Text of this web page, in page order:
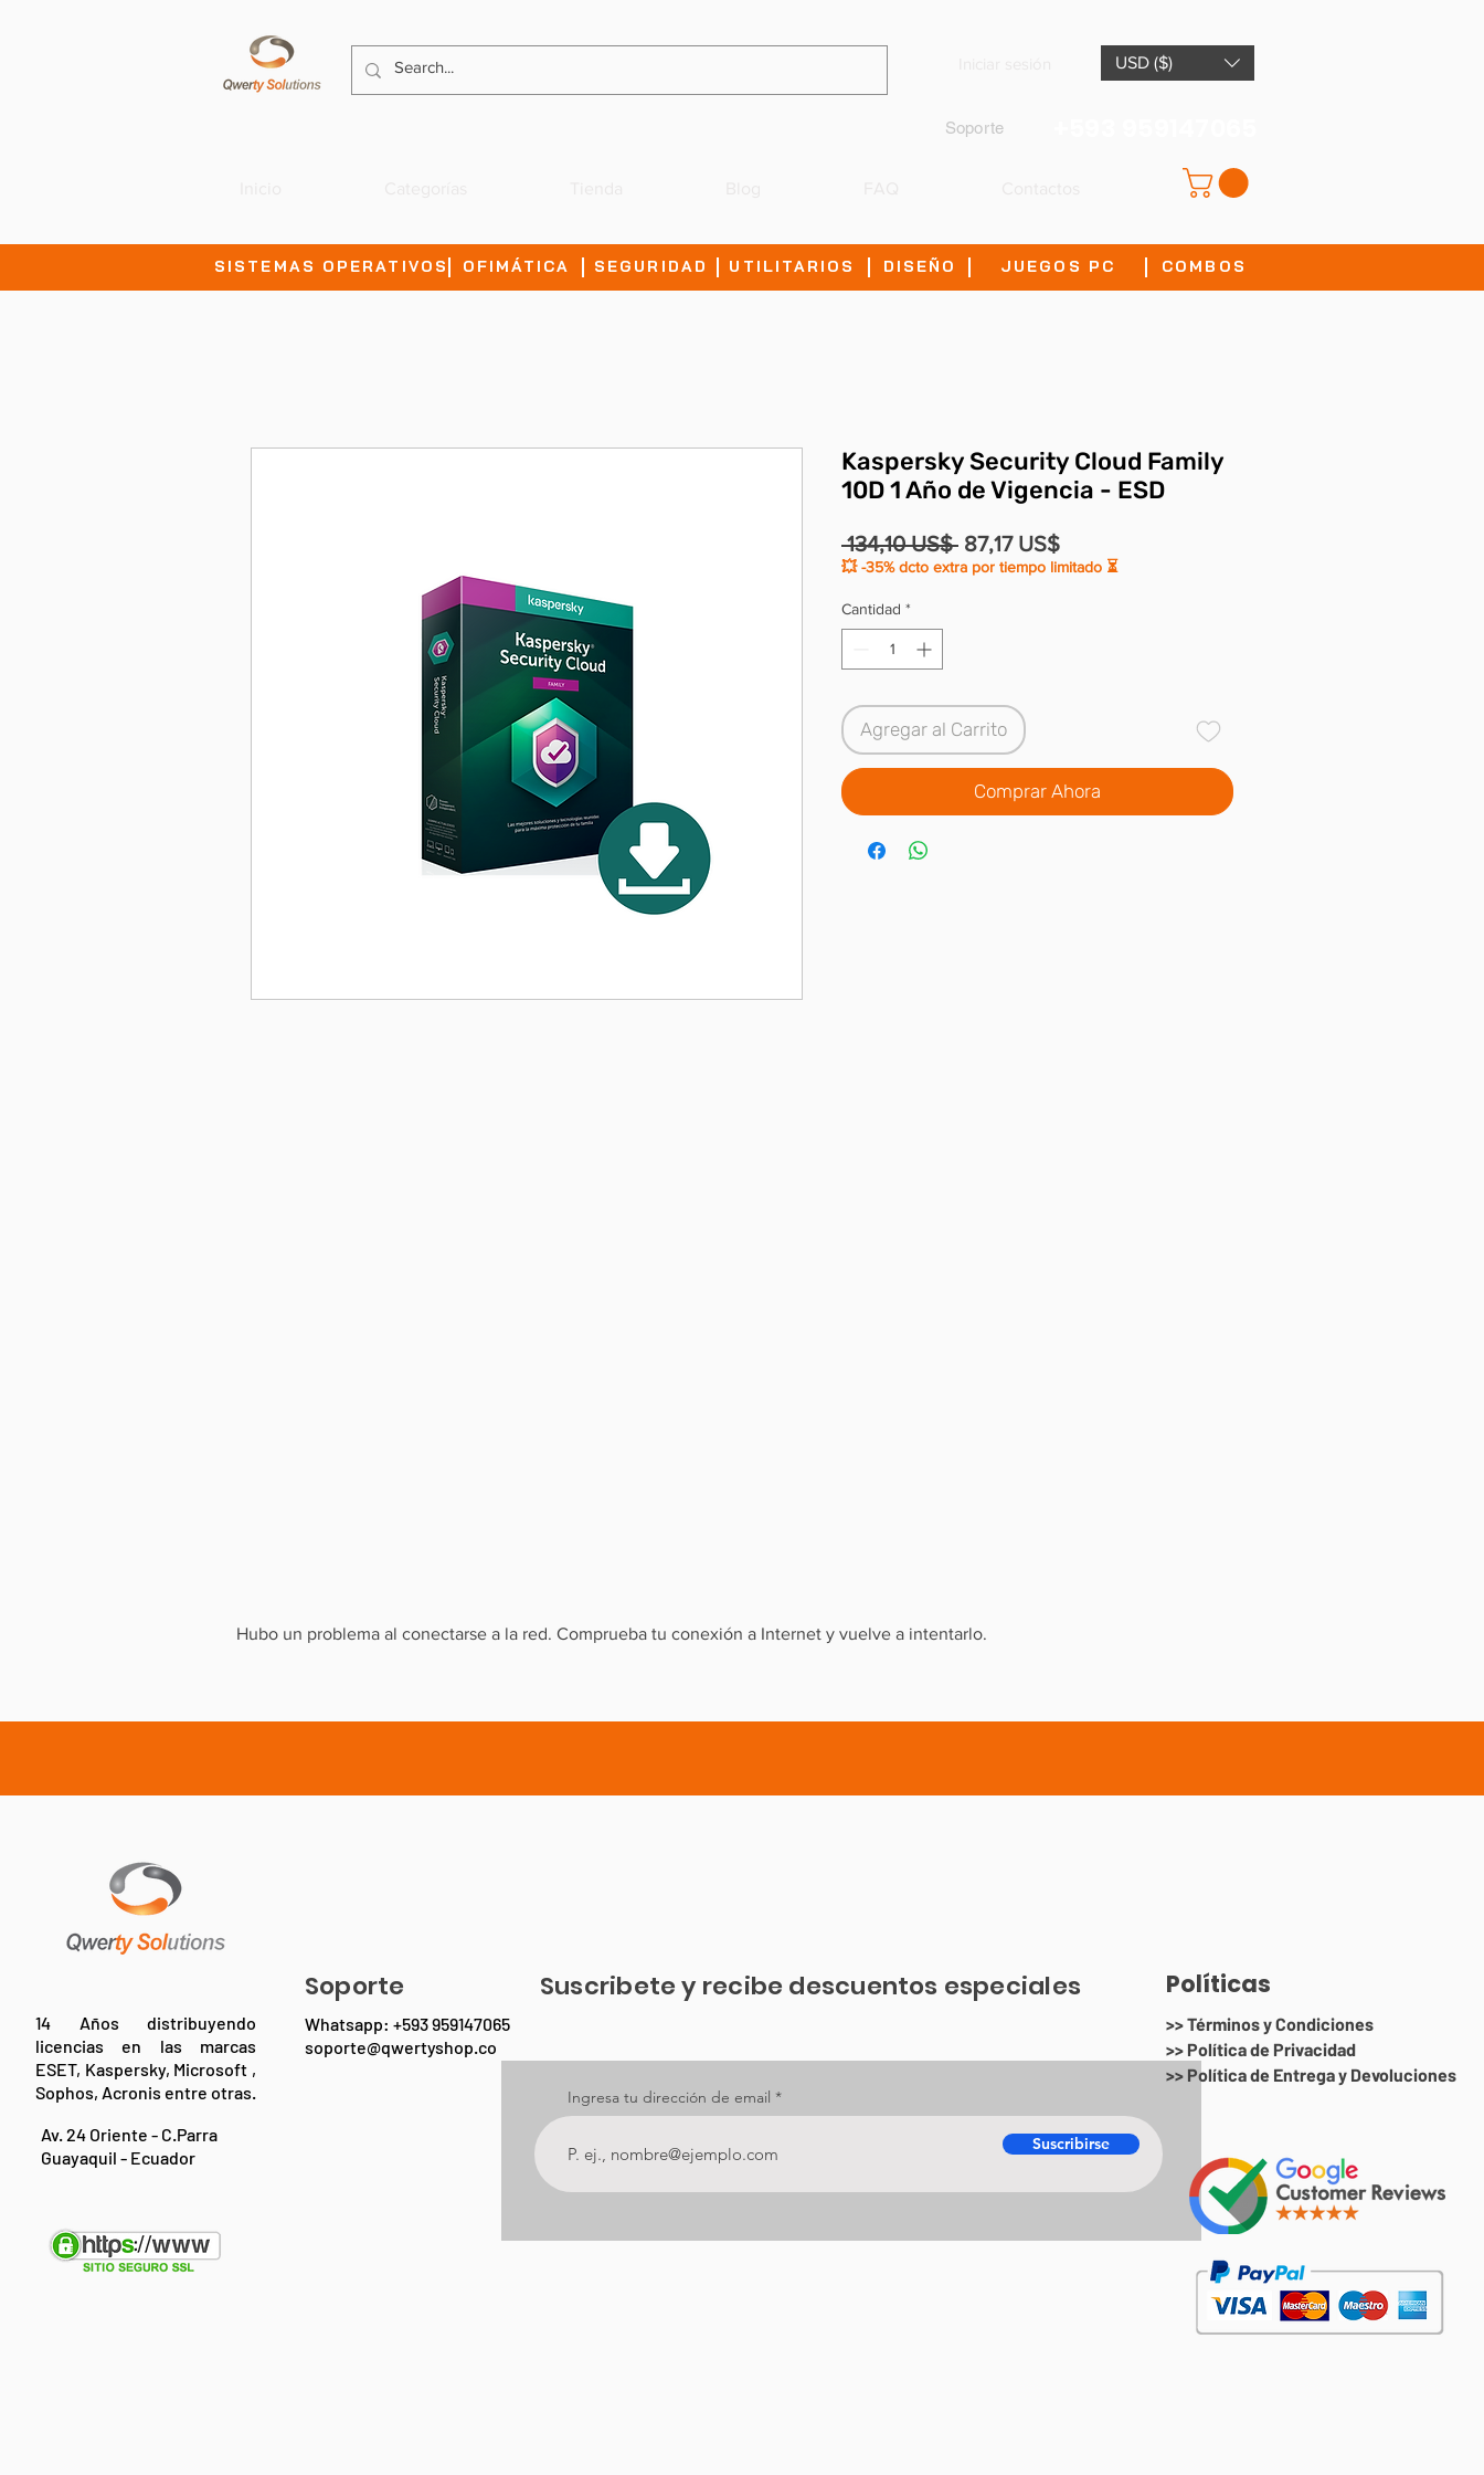
USD ($)
Soporte
Kaspersky Security Cloud Family
10D 1 Año de Vigencia - ESD
134,10 US$ Precio
87,17 US$Precio
de
💥 -35% dcto extra por tiempo limitado ⏳
Cantidad *
Agregar al Carrito
Comprar Ahora
Hubo un problema al conectarse a la red. Comprueba tu conexión a Internet y vuelve a intentarlo.
SISTEMAS OPERATIVOS OFIMÁTICA SEGURIDAD UTILITARIOS DISEÑO JUEGOS PC COMBOS
14 Años distribuyendo
licencias en las marcas
ESET, Kaspersky, Microsoft ,
Sophos, Acronis entre otras.
Av. 24 Oriente - C.Parra
Guayaquil - Ecuador
Ingresa tu dirección de email
Suscribirse
Políticas
>> Términos y Condiciones
>> Política de Privacidad
>> Política de Entrega y Devoluciones
Soporte
Whatsapp: +593 959147065
soporte@qwertyshop.co
Suscribete y recibe descuentos especiales